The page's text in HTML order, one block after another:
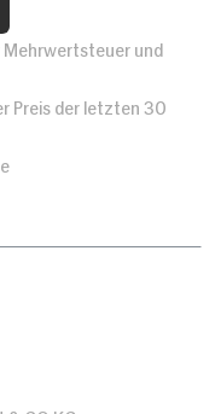
Mehrwertsteuer und
Preis der letzten 30